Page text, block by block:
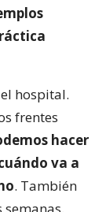
hospital.
frentes
hacer
va a
. También